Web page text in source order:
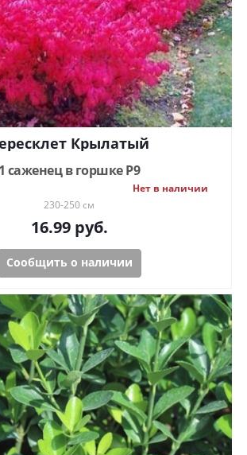
Крылатый
1 саженец в горшке Р9
Нет в наличии
230-250 см
16.99руб.
Сообщить о наличии